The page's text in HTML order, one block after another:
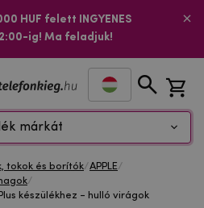
HUF felett INGYENES
ig! Ma feladjuk!
márkát
tokok és borítók/APPLE/
/
készülékhez - hulló virágok